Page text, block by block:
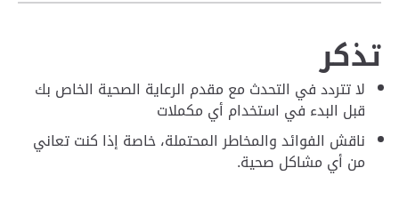
تذكر
لا تتردد في التحدث مع مقدم الرعاية الصحية الخاص بك
قبل البدء في استخدام أي مكملات
ناقش الفوائد والمخاطر المحتملة، خاصة إذا كنت تعاني
من أي مشاكل صحية.